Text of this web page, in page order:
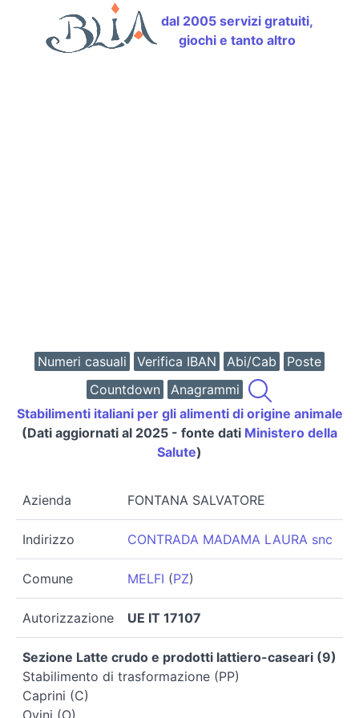
dal 2005 servizi gratuiti,
giochi e tanto altro
Numeri casuali Verifica IBAN Abi/Cab
Poste
Countdown
Anagrammi
Stabilimenti italiani per gli alimenti di origine animale
(Dati aggiornati al 2025 - fonte dati Ministero della
Salute)
Azienda FONTANA SALVATORE
Indirizzo CONTRADA MADAMA LAURA snc
Comune MELFI (PZ)
Autorizzazione UE IT 17107
Sezione Latte crudo e prodotti lattiero-caseari (9)
Stabilimento di trasformazione (PP)
Caprini (C)
Ovini (O)